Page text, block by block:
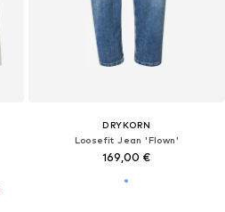
DRYKORN
Loosefit Jean 'Flown'
169,00 €